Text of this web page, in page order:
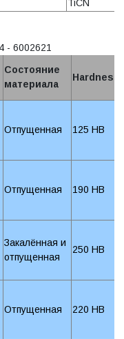
TiCN
- 6002621
Состояние
материала
Hardness
Отпущенная 125 HB
Отпущенная 190 HB
Закалённая и
отпущенная
250 HB
Отпущенная 220 HB